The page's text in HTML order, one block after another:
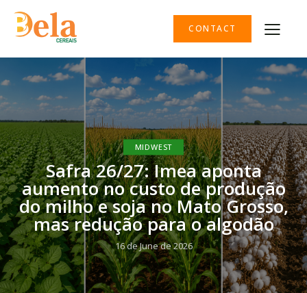
CONTACT
MIDWEST
Safra 26/27: Imea aponta
aumento no custo de produção
do milho e soja no Mato Grosso,
mas redução para o algodão
16 de June de 2026